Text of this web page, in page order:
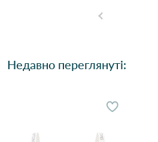
Недавно переглянуті: